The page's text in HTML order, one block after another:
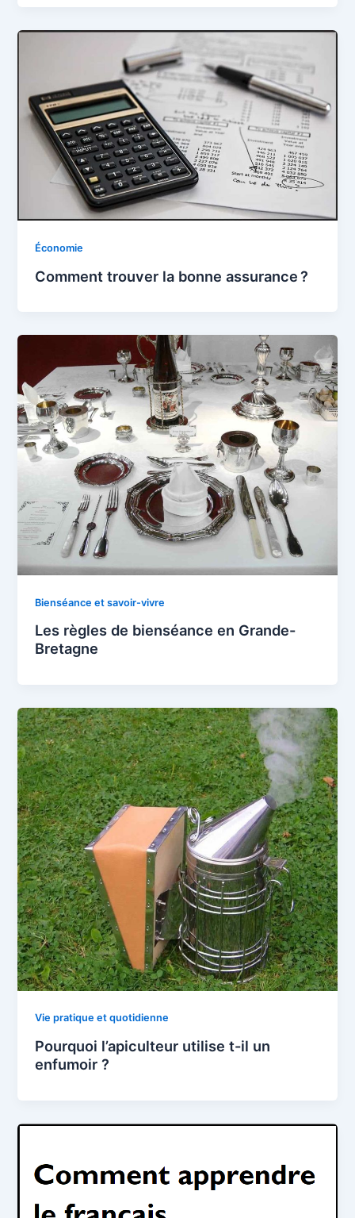
Économie
Comment trouver la bonne assurance ?
Bienséance et savoir-vivre
Les règles de bienséance en Grande-
Bretagne
Vie pratique et quotidienne
Pourquoi l’apiculteur utilise t-il un
enfumoir ?